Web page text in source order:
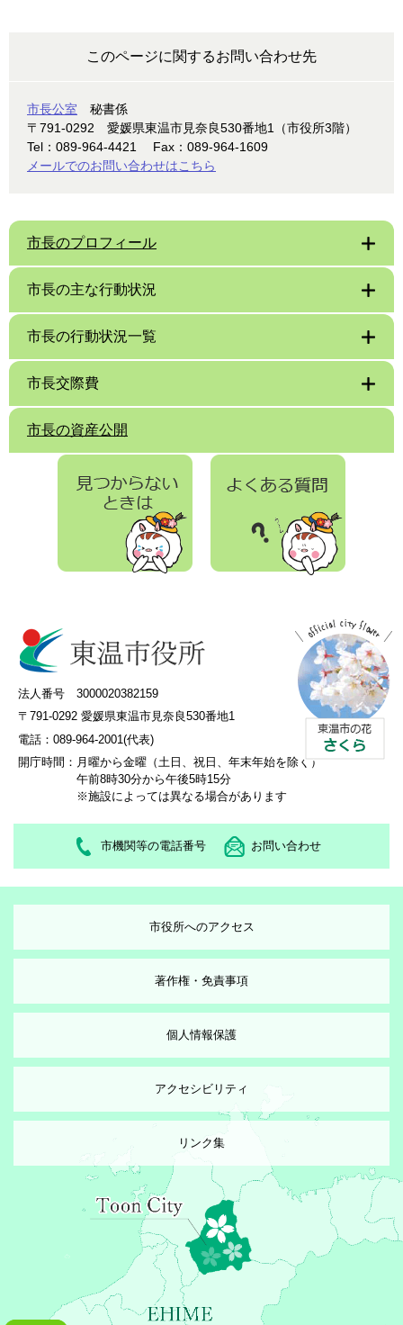
このページに関するお問い合わせ先
市長公室
秘書係
〒791-0292
愛媛県東温市見奈良530番地1（市役所3階）
Tel：089-964-4421
Fax：089-964-1609
メールでのお問い合わせはこちら
市長のプロフィール
市長の主な行動状況
市長の行動状況一覧
市長交際費
市長の資産公開
法人番号 3000020382159
〒791-0292 愛媛県東温市見奈良530番地1
電話：089-964-2001(代表)
開庁時間： 月曜から金曜（土日、祝日、年末年始を除く）
午前8時30分から午後5時15分
※施設によっては異なる場合があります
市機関等の電話番号 お問い合わせ
市役所へのアクセス
著作権・免責事項
個人情報保護
アクセシビリティ
リンク集